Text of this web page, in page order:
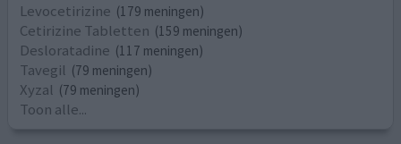
Levocetirizine (179 meningen)
Cetirizine Tabletten (159 meningen)
Desloratadine (117 meningen)
Tavegil (79 meningen)
Xyzal (79 meningen)
Toon alle...